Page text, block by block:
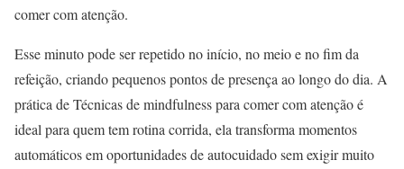
comer com atenção.
Esse minuto pode ser repetido no início, no meio e no fim da
refeição, criando pequenos pontos de presença ao longo do dia. A
prática de Técnicas de mindfulness para comer com atenção é
ideal para quem tem rotina corrida, ela transforma momentos
automáticos em oportunidades de autocuidado sem exigir muito